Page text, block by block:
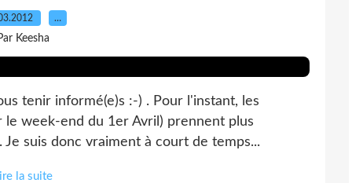
…
Keesha
tenir informé(e)s :-) . Pour l'instant, les
week-end du 1er Avril) prennent plus
suis donc vraiment à court de temps...
la suite